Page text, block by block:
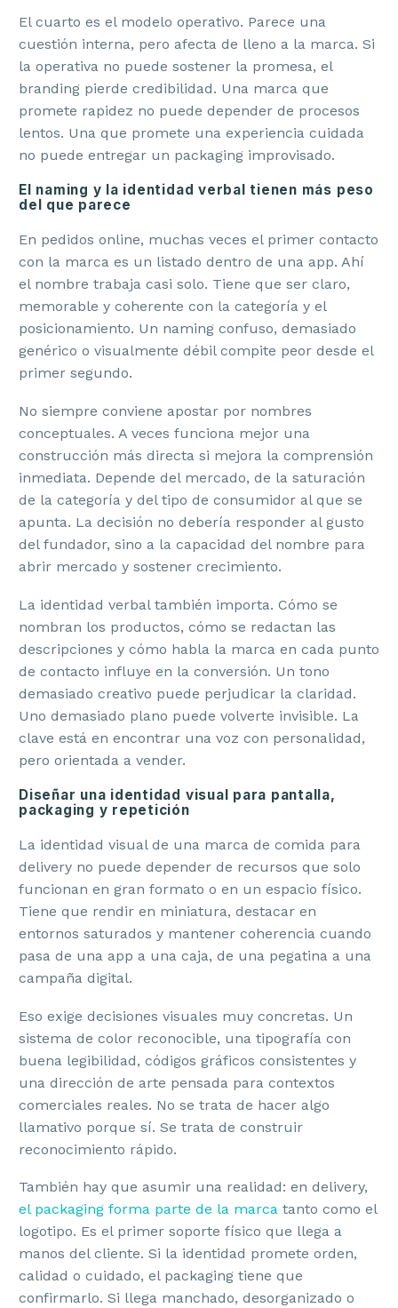
El cuarto es el modelo operativo. Parece una
cuestión interna, pero afecta de lleno a la marca. Si
la operativa no puede sostener la promesa, el
branding pierde credibilidad. Una marca que
promete rapidez no puede depender de procesos
lentos. Una que promete una experiencia cuidada
no puede entregar un packaging improvisado.
El naming y la identidad verbal tienen más peso
del que parece
En pedidos online, muchas veces el primer contacto
con la marca es un listado dentro de una app. Ahí
el nombre trabaja casi solo. Tiene que ser claro,
memorable y coherente con la categoría y el
posicionamiento. Un naming confuso, demasiado
genérico o visualmente débil compite peor desde el
primer segundo.
No siempre conviene apostar por nombres
conceptuales. A veces funciona mejor una
construcción más directa si mejora la comprensión
inmediata. Depende del mercado, de la saturación
de la categoría y del tipo de consumidor al que se
apunta. La decisión no debería responder al gusto
del fundador, sino a la capacidad del nombre para
abrir mercado y sostener crecimiento.
La identidad verbal también importa. Cómo se
nombran los productos, cómo se redactan las
descripciones y cómo habla la marca en cada punto
de contacto influye en la conversión. Un tono
demasiado creativo puede perjudicar la claridad.
Uno demasiado plano puede volverte invisible. La
clave está en encontrar una voz con personalidad,
pero orientada a vender.
Diseñar una identidad visual para pantalla,
packaging y repetición
La identidad visual de una marca de comida para
delivery no puede depender de recursos que solo
funcionan en gran formato o en un espacio físico.
Tiene que rendir en miniatura, destacar en
entornos saturados y mantener coherencia cuando
pasa de una app a una caja, de una pegatina a una
campaña digital.
Eso exige decisiones visuales muy concretas. Un
sistema de color reconocible, una tipografía con
buena legibilidad, códigos gráficos consistentes y
una dirección de arte pensada para contextos
comerciales reales. No se trata de hacer algo
llamativo porque sí. Se trata de construir
reconocimiento rápido.
También hay que asumir una realidad: en delivery,
el packaging forma parte de la marca tanto como el
logotipo. Es el primer soporte físico que llega a
manos del cliente. Si la identidad promete orden,
calidad o cuidado, el packaging tiene que
confirmarlo. Si llega manchado, desorganizado o